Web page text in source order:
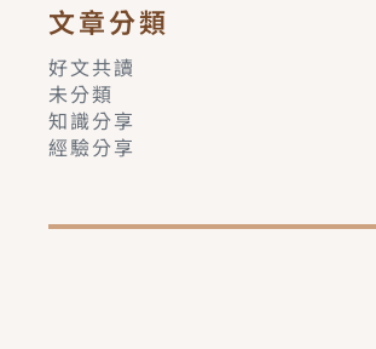
文章分類
好文共讀
未分類
知識分享
經驗分享